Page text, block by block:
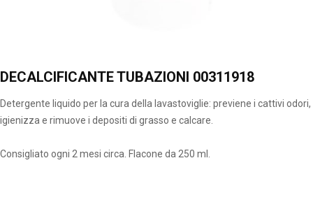
DECALCIFICANTE TUBAZIONI 00311918
Detergente liquido per la cura della lavastoviglie: previene i cattivi odori,
igienizza e rimuove i depositi di grasso e calcare.
Consigliato ogni 2 mesi circa. Flacone da 250 ml.